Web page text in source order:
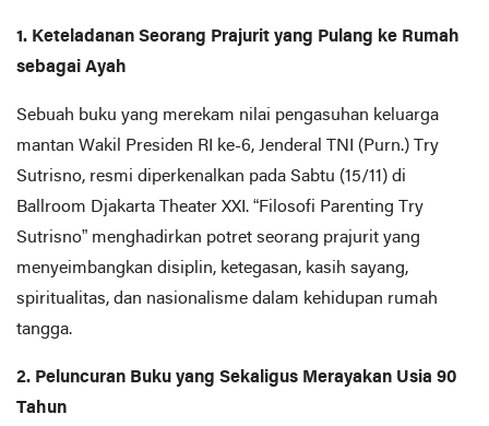
1. Keteladanan Seorang Prajurit yang Pulang ke Rumah
sebagai Ayah
Sebuah buku yang merekam nilai pengasuhan keluarga
mantan Wakil Presiden RI ke-6, Jenderal TNI (Purn.) Try
Sutrisno, resmi diperkenalkan pada Sabtu (15/11) di
Ballroom Djakarta Theater XXI. “Filosofi Parenting Try
Sutrisno” menghadirkan potret seorang prajurit yang
menyeimbangkan disiplin, ketegasan, kasih sayang,
spiritualitas, dan nasionalisme dalam kehidupan rumah
tangga.
2. Peluncuran Buku yang Sekaligus Merayakan Usia 90
Tahun